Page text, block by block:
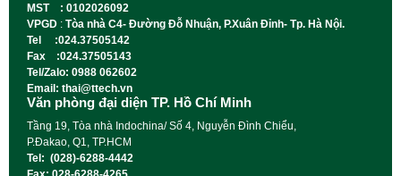
MST : 0102026092
VPGD : Tòa nhà C4- Đường Đỗ Nhuận, P.Xuân Đỉnh- Tp. Hà Nội.
Tel :024.37505142
Fax :024.37505143
Tel/Zalo: 0988 062602
Email: thai@ttech.vn
Văn phòng đại diện TP. Hồ Chí Minh
Tầng 19, Tòa nhà Indochina/ Số 4, Nguyễn Đình Chiểu,
P.Đakao, Q1, TP.HCM
Tel: (028)-6288-4442